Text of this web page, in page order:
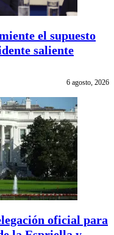
el supuesto
saliente
6 agosto, 2026
oficial para